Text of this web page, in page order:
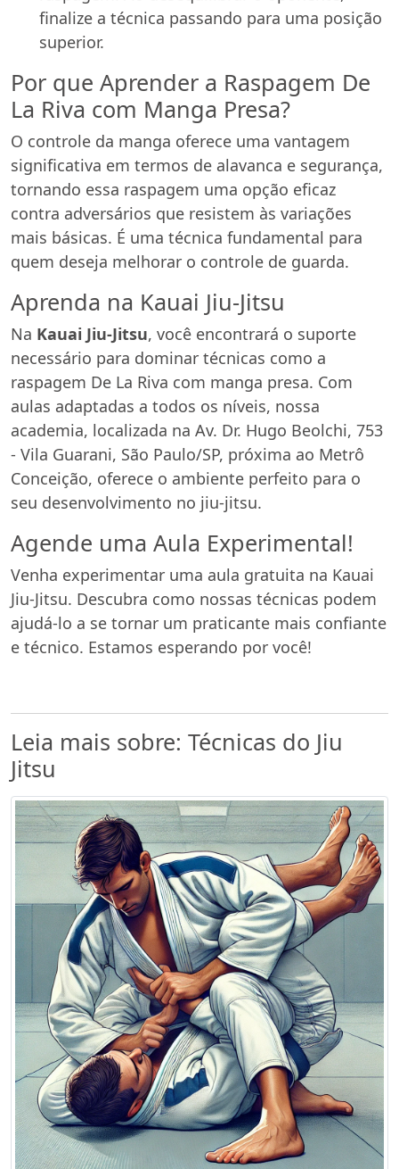
finalize a técnica passando para uma posição
superior.
Por que Aprender a Raspagem De
La Riva com Manga Presa?
O controle da manga oferece uma vantagem
significativa em termos de alavanca e segurança,
tornando essa raspagem uma opção eficaz
contra adversários que resistem às variações
mais básicas. É uma técnica fundamental para
quem deseja melhorar o controle de guarda.
Aprenda na Kauai Jiu-Jitsu
Na Kauai Jiu-Jitsu, você encontrará o suporte
necessário para dominar técnicas como a
raspagem De La Riva com manga presa. Com
aulas adaptadas a todos os níveis, nossa
academia, localizada na Av. Dr. Hugo Beolchi, 753
- Vila Guarani, São Paulo/SP, próxima ao Metrô
Conceição, oferece o ambiente perfeito para o
seu desenvolvimento no jiu-jitsu.
Agende uma Aula Experimental!
Venha experimentar uma aula gratuita na Kauai
Jiu-Jitsu. Descubra como nossas técnicas podem
ajudá-lo a se tornar um praticante mais confiante
e técnico. Estamos esperando por você!
Leia mais sobre: Técnicas do Jiu
Jitsu